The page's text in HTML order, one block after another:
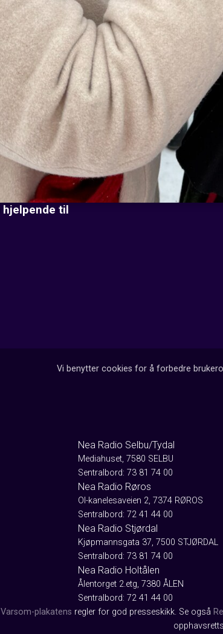
til
Vi benytter cookies for å forbedre
Nea Radio Selbu/Tydal
Mediahuset, 7580 SELBU
Sentralbord: 73 81 74 00
Nea Radio Røros
Ol-kanelesaveien 2, 7374 RØROS
Sentralbord: 72 41 44 00
Nea Radio Stjørdal
Kjøpmannsgata 37, 7500 STJØRDAL
Sentralbord: 73 81 74 00
Nea Radio Holtålen
Ålentorget 2.etg, 7380 ÅLEN
Sentralbord: 72 41 44 00
plakatens regler for god presseskikk. Se også